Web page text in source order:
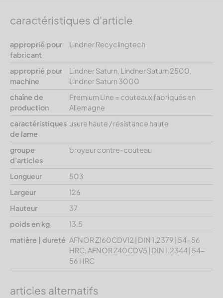
caractéristiques d'article
approprié pour
fabricant
Lindner Recyclingtech
approprié pour
machine
Lindner Saturn, Lindner Saturn 2500,
Lindner Saturn 3000
chaîne de
production
Premium Line = couteaux fabriqués en
Allemagne
caractéristiques
de lame
usure haute / résistance haute
groupe
d'articles
broyeur contre-couteau
Longueur
503
Largeur
126
Hauteur
37
poids en kg
13.5
matière | dureté AFNOR Z160CDV12 | DIN 1.2379 | 54-56
HRC, AFNOR Z40CDV5 | DIN 1.2344 | 54-
56 HRC
articles alternatifs